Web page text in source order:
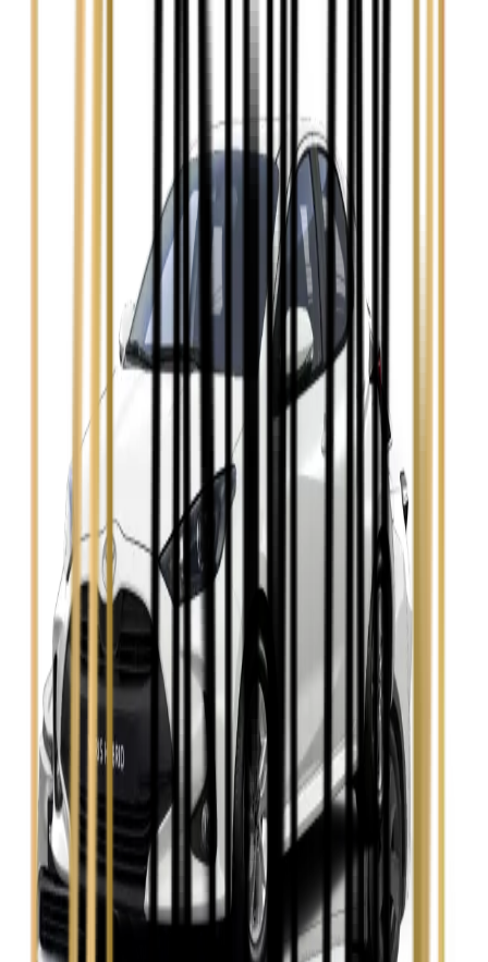
Opel Insignia
Seat Leon
Skoda Fabia
Zobacz
Skoda Kamiq
Zobacz
Skoda Octavia
Zobacz
Toyota Avensis
Zobacz
Toyota Camry